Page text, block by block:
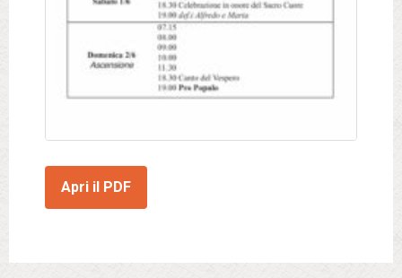
Apri il PDF